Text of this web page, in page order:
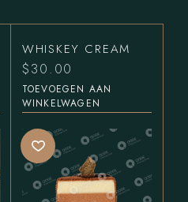
WHISKEY CREAM
$30.00
TOEVOEGEN AAN
WINKELWAGEN